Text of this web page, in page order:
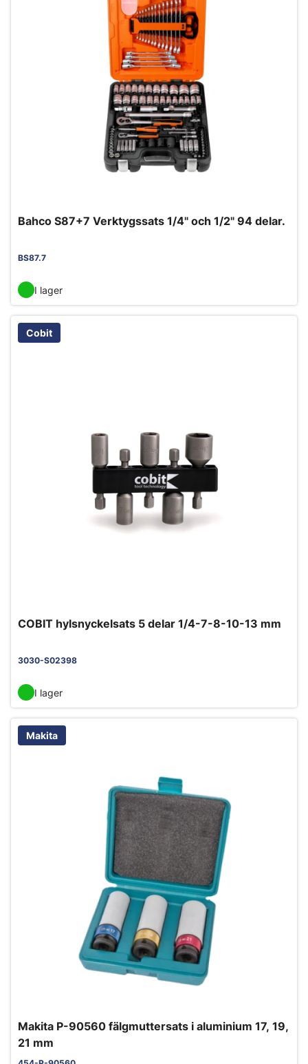
Bahco S87+7 Verktygssats 1/4" och 1/2" 94 delar.
BS87.7
I lager
Cobit
COBIT hylsnyckelsats 5 delar 1/4-7-8-10-13 mm
3030-S02398
I lager
Makita
Makita P-90560 fälgmuttersats i aluminium 17, 19,
21 mm